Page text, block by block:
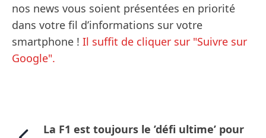
nos news vous soient présentées en priorité
dans votre fil d’informations sur votre
smartphone ! Il suffit de cliquer sur "Suivre sur
Google".
La F1 est toujours le ’défi ultime’ pour